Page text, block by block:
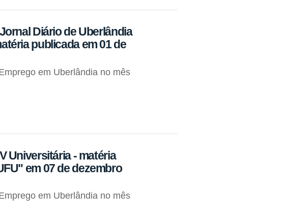
Diário de Uberlândia
publicada em 01 de
em Uberlândia no mês
Universitária - matéria
em 07 de dezembro
em Uberlândia no mês